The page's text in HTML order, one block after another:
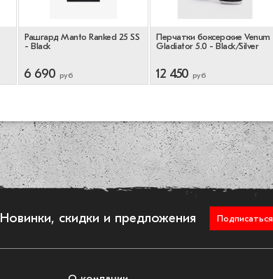
Рашгард Manto Ranked 25 SS
- Black
6 690 руб
Перчатки боксерские Venum
Gladiator 5.0 - Black/Silver
12 450 руб
Новинки, скидки и предложения Подписаться